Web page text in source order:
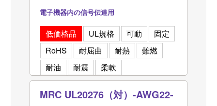
電子機器内の信号伝達用
低価格品 UL規格 可動
固定
RoHS
耐屈曲 耐熱
難燃
耐油
耐震 柔軟
MRC UL20276（対）-AWG22-